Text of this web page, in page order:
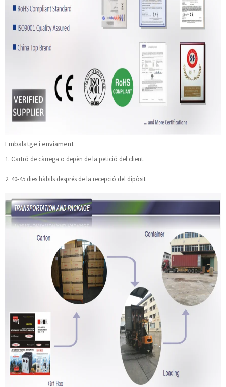
Embalatge i enviament
1. Cartró de càrrega o depèn de la petició del client.
2. 40-45 dies hàbils després de la recepció del dipòsit